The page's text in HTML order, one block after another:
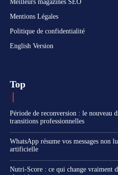
Meilleurs magazines SEO
Mentions Légales
Politique de confidentialité
English Version
Top
Période de reconversion : le nouveau
transitions professionnelles
WhatsApp résume vos messages non
artificielle
Nutri-Score : ce qui change vraiment